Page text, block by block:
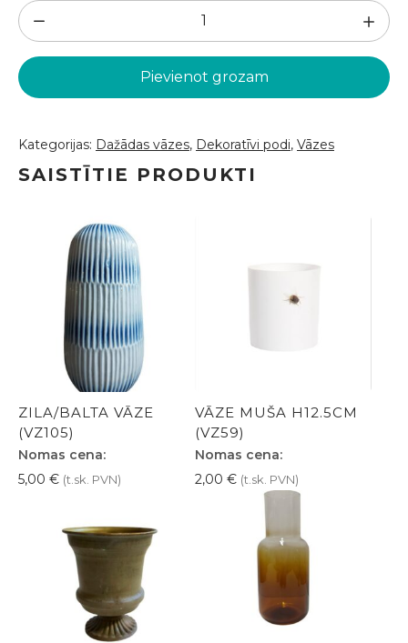
Melna
apaļa
vāze
D19
daudzums
Pievienot grozam
Kategorijas: Dažādas vāzes, Dekoratīvi podi, Vāzes
SAISTĪTIE PRODUKTI
ZILA/BALTA VĀZE
(VZ105)
Nomas cena:
5,00 € (t.sk. PVN)
VĀZE MUŠA H12.5CM
(VZ59)
Nomas cena:
2,00 € (t.sk. PVN)